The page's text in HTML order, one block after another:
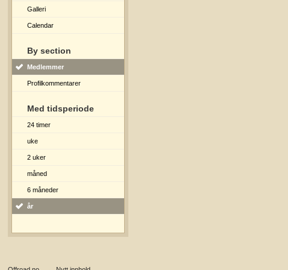
Galleri
Calendar
By section
Medlemmer
Profilkommentarer
Med tidsperiode
24 timer
uke
2 uker
måned
6 måneder
år